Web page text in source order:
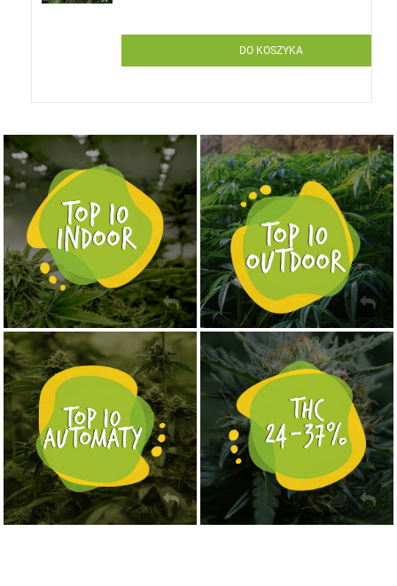
DO KOSZYKA
NASIONA MARIHUANY TOP 10 INDOOR
KUP TERAZ NASIONA MARIHUANY TOP 10 OUTDOOR
KUP TERAZ
NASIONA MARIHUANY TOP 10 AUTOFLOWERING
KUP TERAZ MOCNE ODMIANY MARIHUANY THC OD 24 - 37%
KUP TERAZ